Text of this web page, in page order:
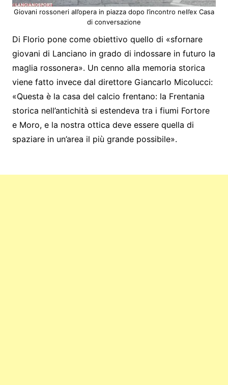
Giovani rossoneri all’opera in piazza dopo l’incontro nell’ex Casa
di conversazione
Di Florio pone come obiettivo quello di «sfornare
giovani di Lanciano in grado di indossare in futuro la
maglia rossonera». Un cenno alla memoria storica
viene fatto invece dal direttore Giancarlo Micolucci:
«Questa è la casa del calcio frentano: la Frentania
storica nell’antichità si estendeva tra i fiumi Fortore
e Moro, e la nostra ottica deve essere quella di
spaziare in un’area il più grande possibile».